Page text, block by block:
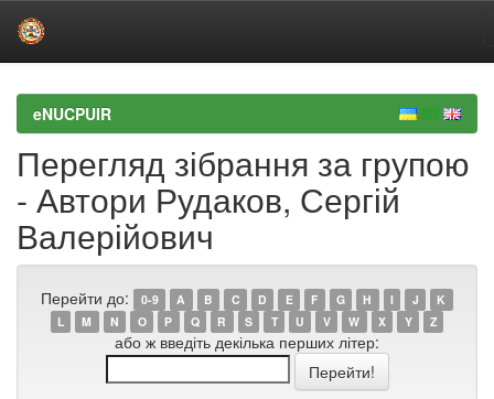
navigationeNUCPUIR
Перегляд зібрання за групою
- Автори Рудаков, Сергій
Валерійович
Перейти до: 0-9 A B C D E F G H I J
K
L
M N O P Q R S T U V W X Y Z
або ж введіть декілька перших літер: